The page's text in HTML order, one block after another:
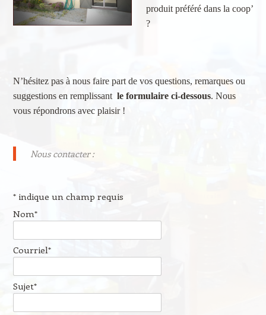
produit préféré dans la coop’
?
N’hésitez pas à nous faire part de vos questions, remarques ou
suggestions en remplissant le formulaire ci-dessous. Nous
vous répondrons avec plaisir !
Nous contacter :
* indique un champ requis
Nom*
Courriel*
Sujet*